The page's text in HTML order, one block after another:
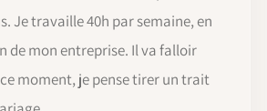
Je travaille 40h par semaine, en
de mon entreprise. Il va falloir
moment, je pense tirer un trait